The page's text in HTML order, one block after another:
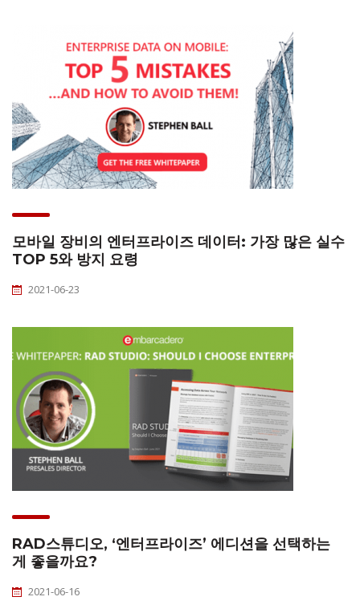
모바일 장비의 엔터프라이즈 데이터: 가장 많은 실수
TOP 5와 방지 요령
2021-06-23
RAD스튜디오, ‘엔터프라이즈’ 에디션을 선택하는
게 좋을까요?
2021-06-16